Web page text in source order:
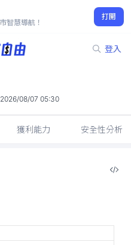
智慧導航！
打開
登入
2026/08/07 05:30
獲利能力 安全性分析